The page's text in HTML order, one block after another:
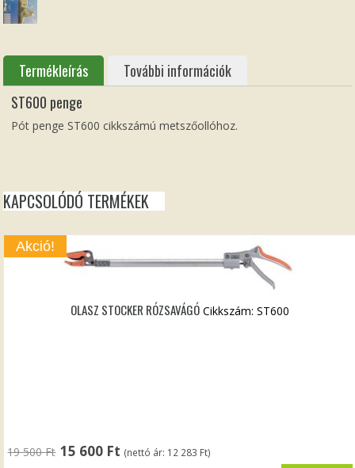
Termékleírás
További információk
ST600 penge
Pót penge ST600 cikkszámú metszőollóhoz.
KAPCSOLÓDÓ TERMÉKEK
Akció!
OLASZ STOCKER RÓZSAVÁGÓ
19 500Ft Original
15 600 Ft Current
(nettó ár: 12 283 Ft)
Cikkszám: ST600